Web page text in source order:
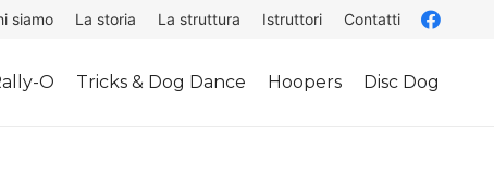
siamo La storia La struttura Istruttori Contatti
O Tricks & Dog Dance Hoopers Disc Dog